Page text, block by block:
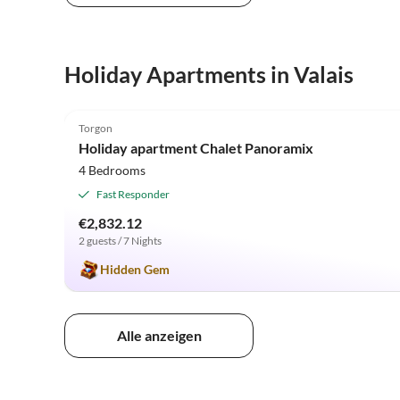
Holiday Apartments in Valais
Torgon
Holiday apartment Chalet Panoramix
4 Bedrooms
Fast Responder
€2,832.12
2 guests / 7 Nights
Hidden Gem
Alle anzeigen